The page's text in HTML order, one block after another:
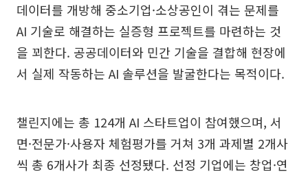
데이터를 개방해 중소기업·소상공인이 겪는 문제를
AI 기술로 해결하는 실증형 프로젝트를 마련하는 것
을 꾀한다. 공공데이터와 민간 기술을 결합해 현장에
서 실제 작동하는 AI 솔루션을 발굴한다는 목적이다.
챌린지에는 총 124개 AI 스타트업이 참여했으며, 서
면·전문가·사용자 체험평가를 거쳐 3개 과제별 2개사
씩 총 6개사가 최종 선정됐다. 선정 기업에는 창업·연